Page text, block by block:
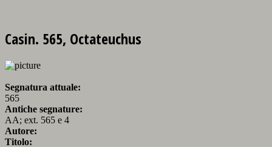
Casin. 565, Octateuchus
Segnatura attuale:
565
Antiche segnature:
AA; ext. 565 e 4
Autore:
Titolo: